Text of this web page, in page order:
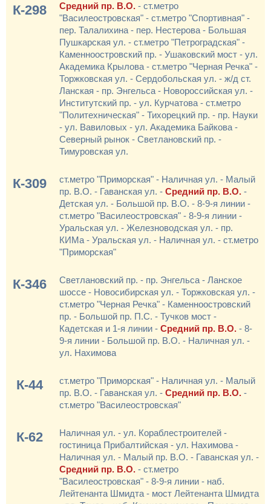
К-298 Средний пр. В.О. - ст.метро
"Василеостровская" - ст.метро "Спортивная" -
пер. Талалихина - пер. Нестерова - Большая
Пушкарская ул. - ст.метро "Петроградская" -
Каменноостровский пр. - Ушаковский мост - ул.
Академика Крылова - ст.метро "Черная Речка" -
Торжковская ул. - Сердобольская ул. - ж/д ст.
Ланская - пр. Энгельса - Новороссийская ул. -
Институтский пр. - ул. Курчатова - ст.метро
"Политехническая" - Тихорецкий пр. - пр. Науки
- ул. Вавиловых - ул. Академика Байкова -
Северный рынок - Светлановский пр. -
Тимуровская ул.
К-309
ст.метро "Приморская" - Наличная ул. - Малый
пр. В.О. - Гаванская ул. - Средний пр. В.О. -
Детская ул. - Большой пр. В.О. - 8-9-я линии -
ст.метро "Василеостровская" - 8-9-я линии -
Уральская ул. - Железноводская ул. - пр.
КИМа - Уральская ул. - Наличная ул. - ст.метро
"Приморская"
К-346
Светлановский пр. - пр. Энгельса - Ланское
шоссе - Новосибирская ул. - Торжковская ул. -
ст.метро "Черная Речка" - Каменноостровский
пр. - Большой пр. П.С. - Тучков мост -
Кадетская и 1-я линии - Средний пр. В.О. - 8-
9-я линии - Большой пр. В.О. - Наличная ул. -
ул. Нахимова
К-44
ст.метро "Приморская" - Наличная ул. - Малый
пр. В.О. - Гаванская ул. - Средний пр. В.О. -
ст.метро "Василеостровская"
К-62
Наличная ул. - ул. Кораблестроителей -
гостиница Прибалтийская - ул. Нахимова -
Наличная ул. - Малый пр. В.О. - Гаванская ул. -
Средний пр. В.О. - ст.метро
"Василеостровская" - 8-9-я линии - наб.
Лейтенанта Шмидта - мост Лейтенанта Шмидта